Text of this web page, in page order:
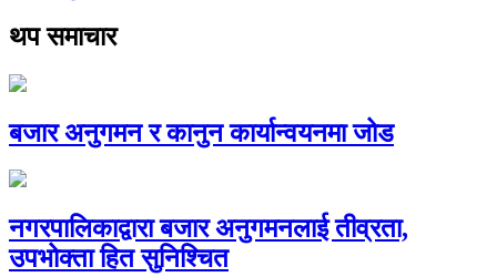
थप समाचार
बजार अनुगमन र कानुन कार्यान्वयनमा जोड
नगरपालिकाद्वारा बजार अनुगमनलाई तीव्रता,
उपभोक्ता हित सुनिश्चित